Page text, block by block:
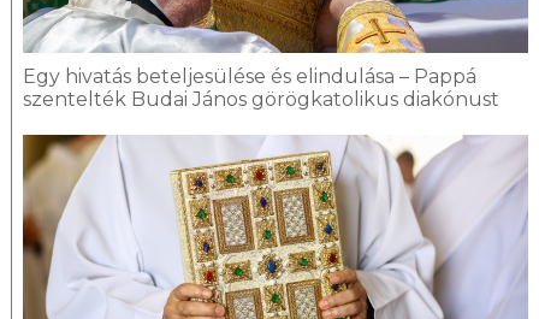
Egy hivatás beteljesülése és elindulása – Pappá
szentelték Budai János görögkatolikus diakónust